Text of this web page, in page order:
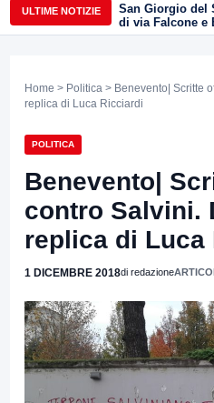
ULTIME NOTIZIE
San Giorgio del
di via Falcone e
Lombardi
Home > Politica > Benevento| Scritte
replica di Luca Ricciardi
POLITICA
Benevento|
contro Salvini.
replica di Luca
1 DICEMBRE 2018di redazione